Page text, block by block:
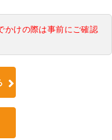
かけの際は事前にご確認